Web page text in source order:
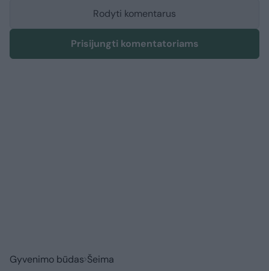
Rodyti komentarus
Prisijungti komentatoriams
Gyvenimo būdas Šeima